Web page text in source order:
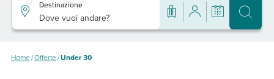
Destinazione
Dove vuoi andare?
Home/Offerte/Under 30